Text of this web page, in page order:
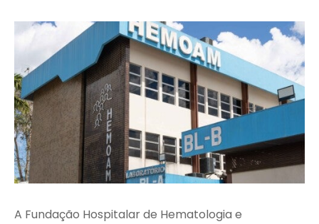
A Fundação Hospitalar de Hematologia e